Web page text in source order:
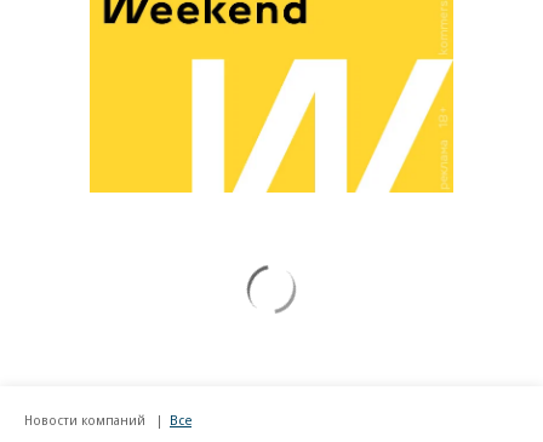
Новости компаний Все